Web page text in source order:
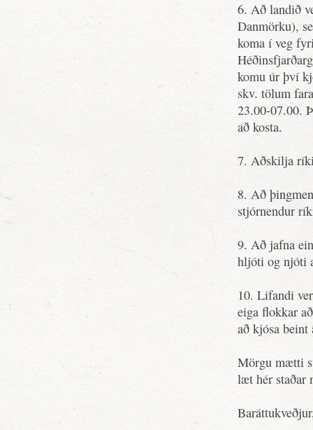
6. Að landið
Danmörku),
koma í veg
komu úr því
skv. tölum
23.00-07.00.
að kosta.
7. Aðskilja
8. Að
stjórnendur
9. Að jafna
hljóti og njóti
10. Lifandi
eiga flokkar
að kjósa
Mörgu mætti
læt hér staðar